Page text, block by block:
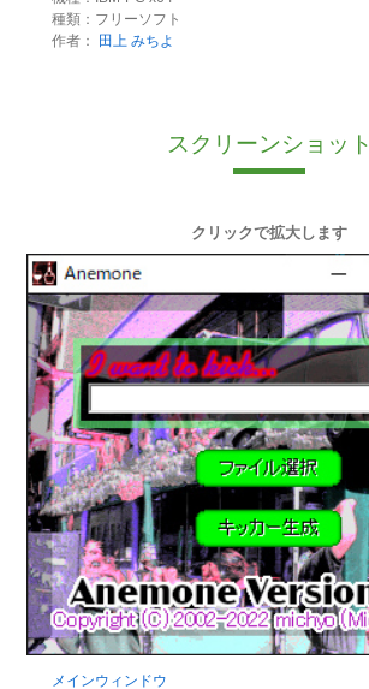
種類：フリーソフト
作者：
田上 みちよ
スクリーンショット
クリックで拡大します
メインウィンドウ